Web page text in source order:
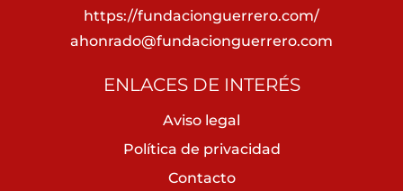
https://fundacionguerrero.com/
ahonrado@fundacionguerrero.com
ENLACES DE INTERÉS
Aviso legal
Política de privacidad
Contacto